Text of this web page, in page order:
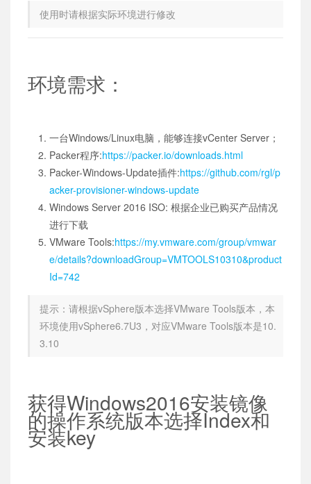
使用时请根据实际环境进行修改
环境需求：
一台Windows/Linux电脑，能够连接vCenter Server；
Packer程序:https://packer.io/downloads.html
Packer-Windows-Update插件:https://github.com/rgl/p
acker-provisioner-windows-update
Windows Server 2016 ISO: 根据企业已购买产品情况
进行下载
VMware Tools:https://my.vmware.com/group/vmwar
e/details?downloadGroup=VMTOOLS10310&product
Id=742
提示：请根据vSphere版本选择VMware Tools版本，本
环境使用vSphere6.7U3，对应VMware Tools版本是10.
3.10
获得Windows2016安装镜像
的操作系统版本选择Index和
安装key